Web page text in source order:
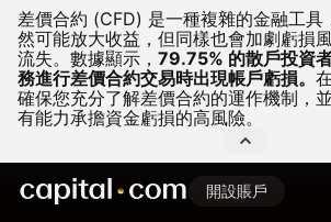
差價合約 (CFD) 是一種複雜的金融工具
然可能放大收益，但同樣也會加劇虧損
流失。 數據顯示， 79.75% 的散戶投資
務進行差價合約交易時出現帳戶虧損。
確保您充分了解差價合約的運作機制，
有能力承擔資金虧損的高風險。
開設賬戶